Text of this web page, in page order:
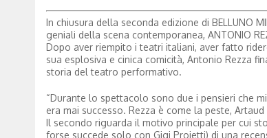
In chiusura della seconda edizione di BELLUNO
geniali della scena contemporanea, ANTONIO
Dopo aver riempito i teatri italiani, aver fatto
sua esplosiva e cinica comicità, Antonio Rezza
storia del teatro performativo.
“Durante lo spettacolo sono due i pensieri che
era mai successo. Rezza è come la peste,
Il secondo riguarda il motivo principale per cui
forse succede solo con Gigi Proietti) di una